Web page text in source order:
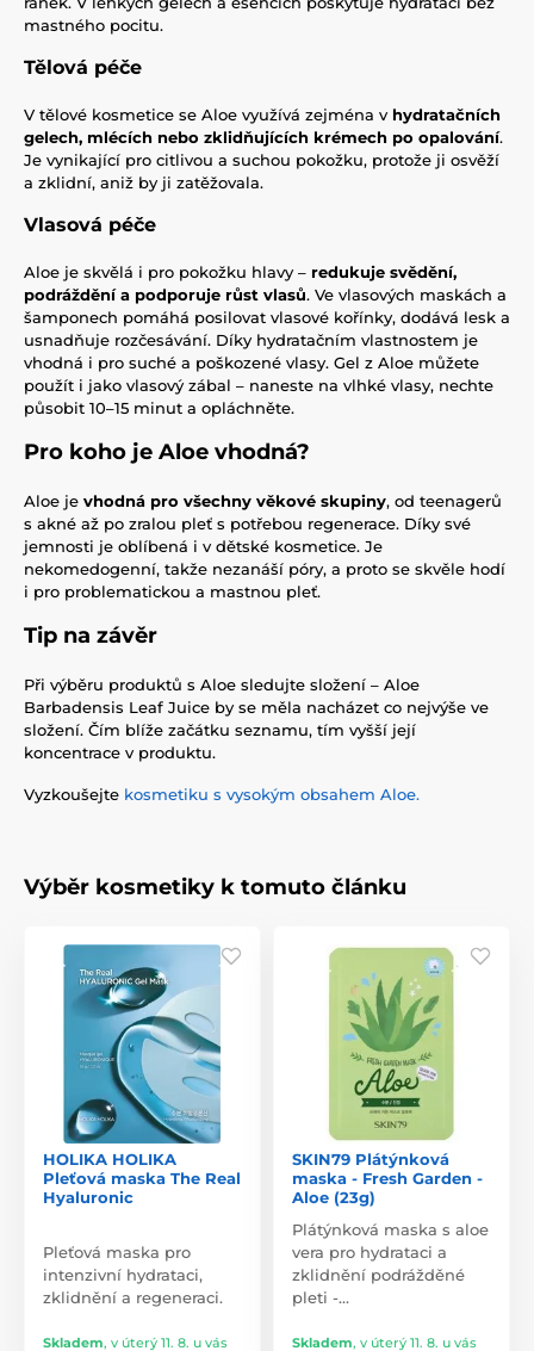
mastného pocitu.
Tělová péče
V tělové kosmetice se Aloe využívá zejména v hydratačních
gelech, mlécích nebo zklidňujících krémech po opalování.
Je vynikající pro citlivou a suchou pokožku, protože ji osvěží
a zklidní, aniž by ji zatěžovala.
Vlasová péče
Aloe je skvělá i pro pokožku hlavy – redukuje svědění,
podráždění a podporuje růst vlasů. Ve vlasových maskách a
šamponech pomáhá posilovat vlasové kořínky, dodává lesk a
usnadňuje rozčesávání. Díky hydratačním vlastnostem je
vhodná i pro suché a poškozené vlasy. Gel z Aloe můžete
použít i jako vlasový zábal – naneste na vlhké vlasy, nechte
působit 10–15 minut a opláchněte.
Pro koho je Aloe vhodná?
Aloe je vhodná pro všechny věkové skupiny, od teenagerů
s akné až po zralou pleť s potřebou regenerace. Díky své
jemnosti je oblíbená i v dětské kosmetice. Je
nekomedogenní, takže nezanáší póry, a proto se skvěle hodí
i pro problematickou a mastnou pleť.
Tip na závěr
Při výběru produktů s Aloe sledujte složení – Aloe
Barbadensis Leaf Juice by se měla nacházet co nejvýše ve
složení. Čím blíže začátku seznamu, tím vyšší její
koncentrace v produktu.
Vyzkoušejte kosmetiku s vysokým obsahem Aloe.
Výběr kosmetiky k tomuto článku
HOLIKA HOLIKA
Pleťová maska The Real
Hyaluronic
Pleťová maska pro
intenzivní hydrataci,
zklidnění a regeneraci.
Skladem, v úterý 11. 8. u vás
SKIN79 Plátýnková
maska - Fresh Garden -
Aloe (23g)
Plátýnková maska s aloe
vera pro hydrataci a
zklidnění podrážděné
pleti -…
Skladem, v úterý 11. 8. u vás